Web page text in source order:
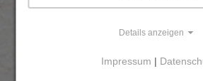
Details anzeigen
Impressum |